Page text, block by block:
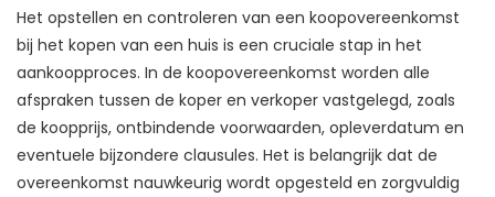
Het opstellen en controleren van een koopovereenkomst
bij het kopen van een huis is een cruciale stap in het
aankoopproces. In de koopovereenkomst worden alle
afspraken tussen de koper en verkoper vastgelegd, zoals
de koopprijs, ontbindende voorwaarden, opleverdatum en
eventuele bijzondere clausules. Het is belangrijk dat de
overeenkomst nauwkeurig wordt opgesteld en zorgvuldig